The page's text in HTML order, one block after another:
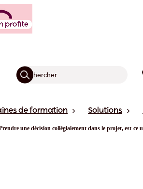
de formation Solutions
une décision collégialement dans le projet, est-ce